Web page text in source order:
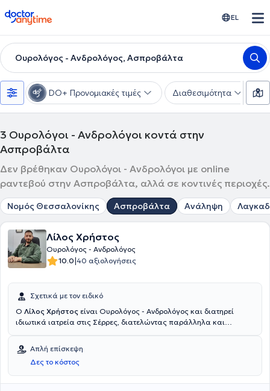
doctoranytime EL
Ουρολόγος - Ανδρολόγος, Ασπροβάλτα
DO+ Προνομιακές τιμές Διαθεσιμότητα
3 Ουρολόγοι - Ανδρολόγοι κοντά στην
Ασπροβάλτα
Δεν βρέθηκαν Ουρολόγοι - Ανδρολόγοι με online
ραντεβού στην Ασπροβάλτα, αλλά σε κοντινές περιοχές.
Νομός Θεσσαλονίκης Ασπροβάλτα Ανάληψη
Λίλος Χρήστος
Ουρολόγος - Ανδρολόγος
10.0|40 αξιολογήσεις
Σχετικά με τον ειδικό
O Λίλος Χρήστος είναι Ουρολόγος - Ανδρολόγος και διατηρεί
ιδιωτικά ιατρεία στις Σέρρες, διατελώντας παράλληλα και
Ιατρικής Σχολής του Αριστοτελείου Πανεπιστημίου Θεσσαλονίκης.
Απέκτησε την ειδικότητα της Ουρολογίας στο Γενικό Νοσοκομείο
Σερρών και στο Γενικό Νοσοκομείο Θεσσαλονίκης "Ιπποκράτειο",
κατά τη διάρκεια της οποίας εκπαιδεύτηκε σε όλο το εύρος των
Απλή επίσκεψη
Δες το κόστος